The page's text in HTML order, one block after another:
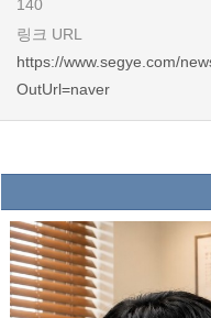
140
링크 URL
https://www.segye.com/
OutUrl=naver